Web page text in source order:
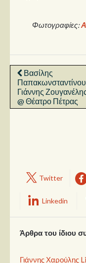
Φωτογραφίες:
Βασίλης
Γιάννης
@ Θέατρο Πέτρας
Twitter
Linkedin
Άρθρα του ίδιου
Γιάννης Χαρούλης